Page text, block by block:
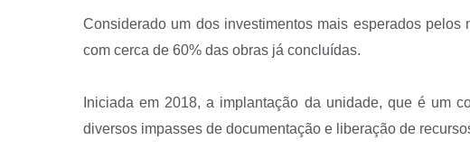
Considerado um dos investimentos mais esperados
com cerca de 60% das obras já concluídas.
Iniciada em 2018, a implantação da unidade, que é um
diversos impasses de documentação e liberação de